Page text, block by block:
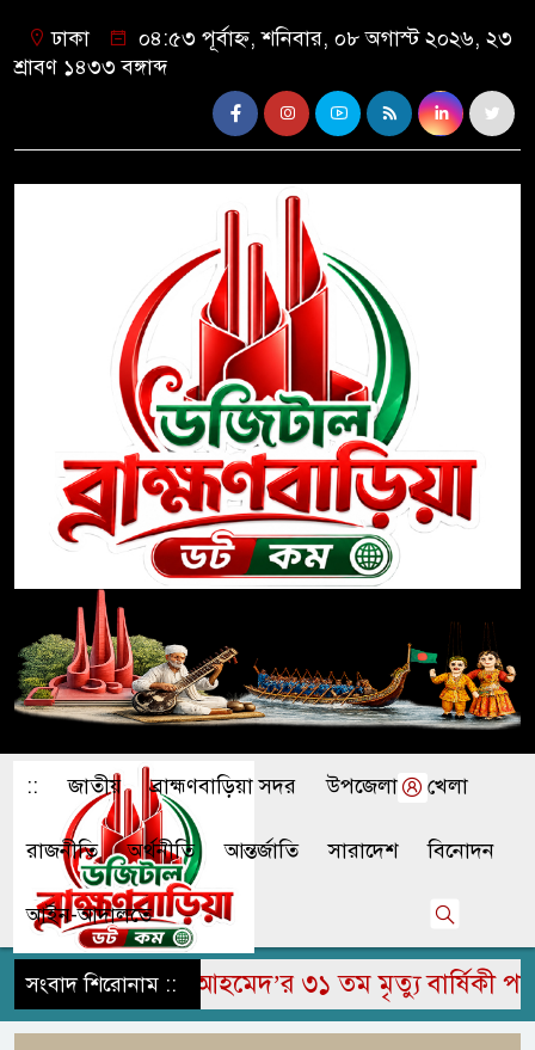
ঢাকা
০৪:৫৩ পূর্বাহ্ন, শনিবার, ০৮ অগাস্ট ২০২৬, ২৩
শ্রাবণ ১৪৩৩ বঙ্গাব্দ
:: জাতীয় ব্রাহ্মণবাড়িয়া সদর উপজেলা খেলা
রাজনীতি অর্থনীতি আন্তর্জাতি সারাদেশ বিনোদন
আইন-আদালতে
সংবাদ শিরোনাম ::
উদ্দিন আহমেদ’র ৩১ তম মৃত্যু বার্ষিকী পালিত